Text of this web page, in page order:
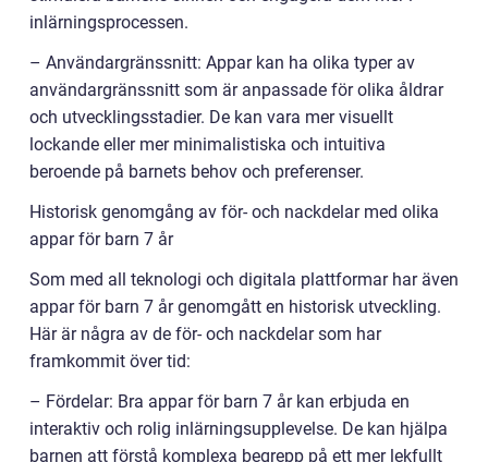
inlärningsprocessen.
– Användargränssnitt: Appar kan ha olika typer av
användargränssnitt som är anpassade för olika åldrar
och utvecklingsstadier. De kan vara mer visuellt
lockande eller mer minimalistiska och intuitiva
beroende på barnets behov och preferenser.
Historisk genomgång av för- och nackdelar med olika
appar för barn 7 år
Som med all teknologi och digitala plattformar har även
appar för barn 7 år genomgått en historisk utveckling.
Här är några av de för- och nackdelar som har
framkommit över tid:
– Fördelar: Bra appar för barn 7 år kan erbjuda en
interaktiv och rolig inlärningsupplevelse. De kan hjälpa
barnen att förstå komplexa begrepp på ett mer lekfullt